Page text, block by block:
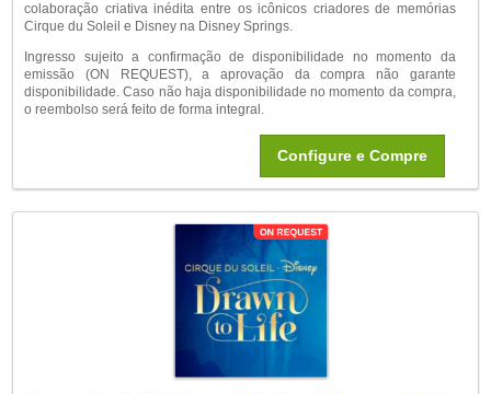
colaboração criativa inédita entre os icônicos criadores de memórias
Cirque du Soleil e Disney na Disney Springs.
Ingresso sujeito a confirmação de disponibilidade no momento da
emissão (ON REQUEST), a aprovação da compra não garante
disponibilidade. Caso não haja disponibilidade no momento da compra,
o reembolso será feito de forma integral.
Configure e Compre